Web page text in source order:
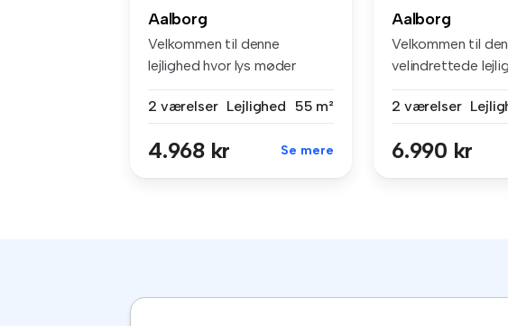
Aalborg
Velkommen til denne
lejlighed hvor lys møder
2 værelser Lejlighed 55 m²
4.968 kr Se mere
Aalborg
Velkommen til
velindrettede
2 værelser
6.990 kr